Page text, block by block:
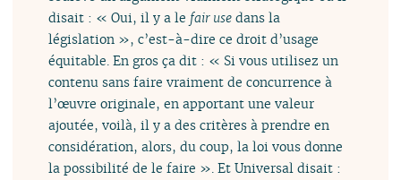
disait : « Oui, il y a le fair use dans la
législation », c’est-à-dire ce droit d’usage
équitable. En gros ça dit : « Si vous utilisez un
contenu sans faire vraiment de concurrence à
l’œuvre originale, en apportant une valeur
ajoutée, voilà, il y a des critères à prendre en
considération, alors, du coup, la loi vous donne
la possibilité de le faire ». Et Universal disait :